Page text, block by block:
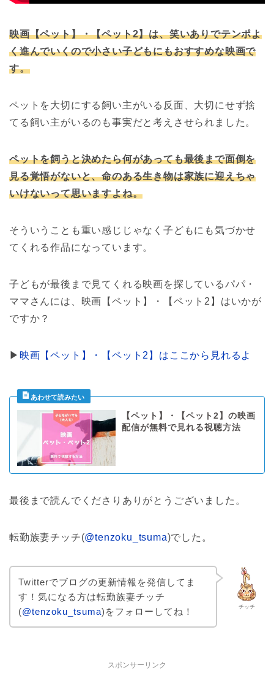
映画【ペット】・【ペット2】は、笑いありでテンポよ
く進んでいくので小さい子どもにもおすすめな映画で
す。
ペットを大切にする飼い主がいる反面、大切にせず捨
てる飼い主がいるのも事実だと考えさせられました。
ペットを飼うと決めたら何があっても最後まで面倒を
見る覚悟がないと、命のある生き物は家族に迎えちゃ
いけないって思いますよね。
そういうことも重い感じじゃなく子どもにも気づかせ
てくれる作品になっています。
子どもが最後まで見てくれる映画を探しているパパ・
ママさんには、映画【ペット】・【ペット2】はいかが
ですか？
▶︎ 映画【ペット】・【ペット2】はここから見れるよ
【ペット】・【ペット2】の映画
配信が無料で見れる視聴方法
最後まで読んでくださりありがとうございました。
転勤族妻チッチ(@tenzoku_tsuma)でした。
チッチ
Twitterでブログの更新情報を発信してま
す！気になる方は転勤族妻チッチ
(@tenzoku_tsuma)をフォローしてね！
スポンサーリンク